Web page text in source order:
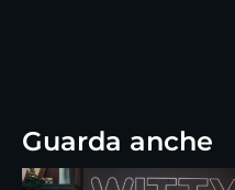
Guarda anche